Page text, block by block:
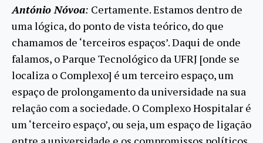
António Nóvoa: Certamente. Estamos dentro de
uma lógica, do ponto de vista teórico, do que
chamamos de ‘terceiros espaços’. Daqui de onde
falamos, o Parque Tecnológico da UFRJ [onde se
localiza o Complexo] é um terceiro espaço, um
espaço de prolongamento da universidade na sua
relação com a sociedade. O Complexo Hospitalar é
um ‘terceiro espaço’, ou seja, um espaço de ligação